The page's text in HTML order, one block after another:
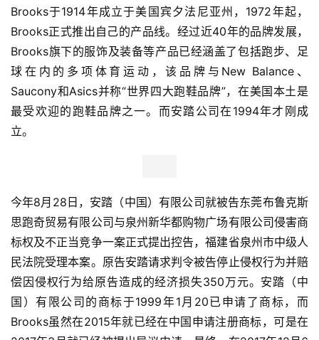
Brooks于1914年成立于美国宾夕法尼亚州，1972年起，
Brooks正式推出自己的产品线。经过近40年的品牌发展，
Brooks旗下的服饰及装备等产品已经涵盖了包括跑步、足
球在内的多项体育运动，该品牌与New Balance、
Saucony和Asics并称“世界四大跑鞋品牌”，在美国本土是
最受欢迎的跑鞋品牌之一。而安踏公司在1994年才刚成
立。
今年8月28日，安踏（中国）有限公司就被告东莞布鲁克斯
思跑奇贸易有限公司与泉州新华都购物广场有限公司侵害商
标权及不正当竞争一案正式提出控告，福建省泉州市中级人
民法院受理本案。原告安踏请求判令被告停止侵权行为并赔
偿因侵权行为给原告造成的经济损失350万元。安踏（中
国）有限公司的商标于1999年1月20已申请了商标，而
Brooks虽然在2015年就已经在中国申请注册商标，可是在